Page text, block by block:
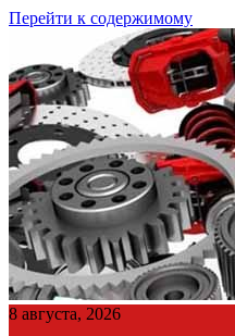
Перейти к содержимому
8 августа, 2026